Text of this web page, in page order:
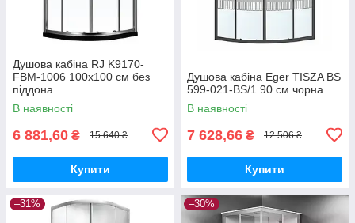
Душова кабіна RJ K9170-
FBM-1006 100x100 см без
піддона
В наявності
6 881,60 ₴ 15 640 ₴
Купити
Душова кабіна Eger TISZA BS
599-021-BS/1 90 см чорна
В наявності
7 628,66 ₴ 12 506 ₴
Купити
–31% –30%